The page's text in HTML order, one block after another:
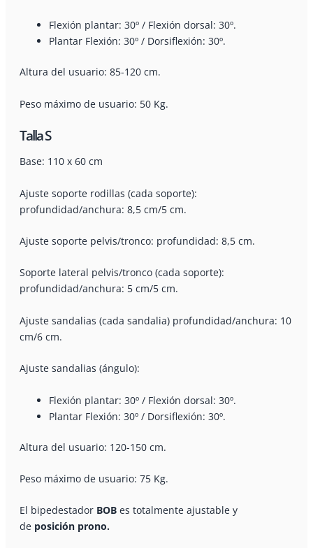
Flexión plantar: 30º / Flexión dorsal: 30º.
Plantar Flexión: 30º / Dorsiflexión: 30º.
Altura del usuario: 85-120 cm.
Peso máximo de usuario: 50 Kg.
Talla S
Base: 110 x 60 cm
Ajuste soporte rodillas (cada soporte):
profundidad/anchura: 8,5 cm/5 cm.
Ajuste soporte pelvis/tronco: profundidad: 8,5 cm.
Soporte lateral pelvis/tronco (cada soporte):
profundidad/anchura: 5 cm/5 cm.
Ajuste sandalias (cada sandalia) profundidad/anchura: 10
cm/6 cm.
Ajuste sandalias (ángulo):
Flexión plantar: 30º / Flexión dorsal: 30º.
Plantar Flexión: 30º / Dorsiflexión: 30º.
Altura del usuario: 120-150 cm.
Peso máximo de usuario: 75 Kg.
El bipedestadorBOBes totalmente ajustable y
de posición prono.